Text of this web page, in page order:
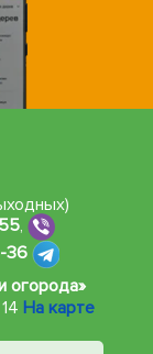
,
36
огорода»
На карте